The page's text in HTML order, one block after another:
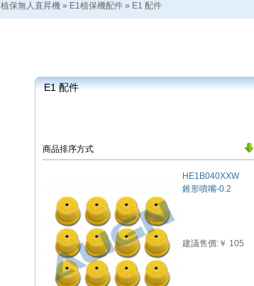
植保無人直昇機 » E1植保機配件 » E1 配件
E1 配件
商品排序方式
HE1B040XXW
錐形噴嘴-0.2
建議售價:￥ 105